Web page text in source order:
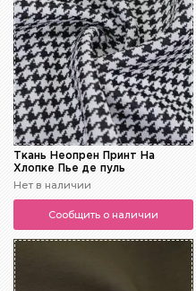
Ткань Неопрен Принт На
Хлопке Пье де пуль
Нет в наличии
Сообщить о наличии